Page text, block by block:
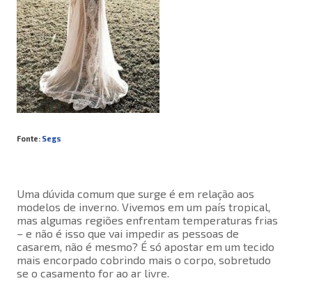
Fonte: Segs
Uma dúvida comum que surge é em relação aos
modelos de inverno. Vivemos em um país tropical,
mas algumas regiões enfrentam temperaturas frias
– e não é isso que vai impedir as pessoas de
casarem, não é mesmo? É só apostar em um tecido
mais encorpado cobrindo mais o corpo, sobretudo
se o casamento for ao ar livre.